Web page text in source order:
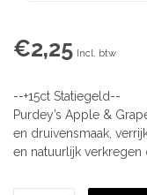
€2,25 Incl. btw
--+15ct Statiegeld--
Purdey’s Apple &
en druivensmaak,
en natuurlijk verkregen